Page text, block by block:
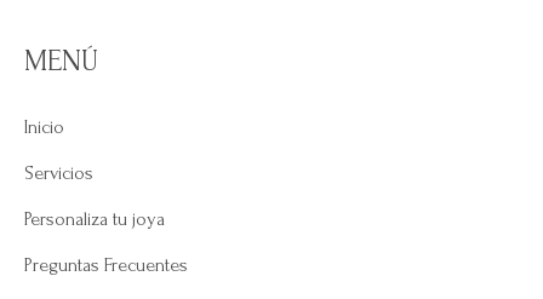
MENÚ
Inicio
Servicios
Personaliza tu joya
Preguntas Frecuentes